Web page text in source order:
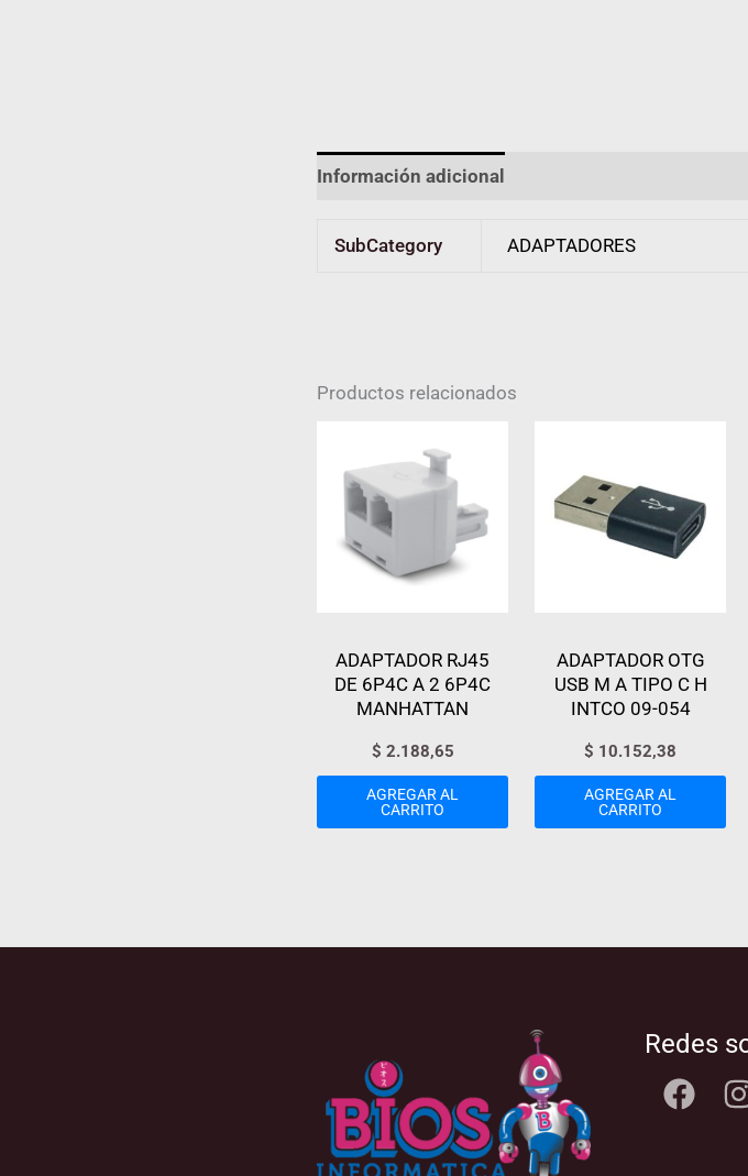
Información adicional
SubCategory ADAPTADORES
Productos relacionados
ADAPTADOR RJ45
DE 6P4C A 2 6P4C
MANHATTAN
$ 2.188,65
AGREGAR AL
CARRITO
ADAPTADOR OTG
USB M A TIPO C H
INTCO 09-054
$ 10.152,38
AGREGAR AL
CARRITO
Redes